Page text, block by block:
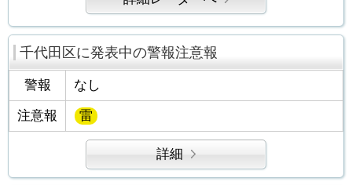
千代田区に発表中の警報注意報
警報 なし
注意報 雷
詳細